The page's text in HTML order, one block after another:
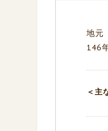
地元
146
＜主